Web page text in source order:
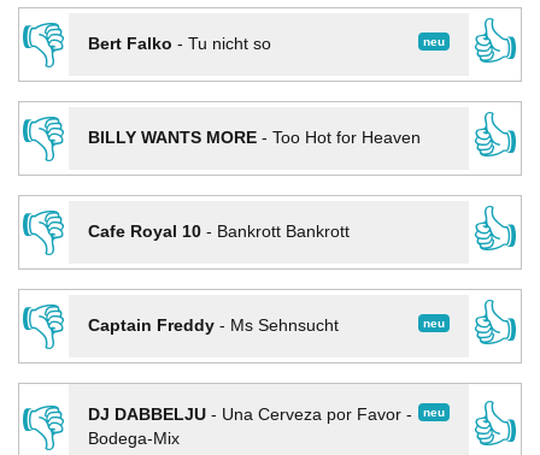
👎
neu
Bert Falko - Tu nicht so
👍
👎
BILLY WANTS MORE- Too Hot for Heaven
👍
👎
Cafe Royal 10- Bankrott Bankrott
👍
👎
neu
Captain Freddy- Ms Sehnsucht
👍
👎
neu
DJ DABBELJU- Una Cerveza por Favor -
Bodega-Mix
👍